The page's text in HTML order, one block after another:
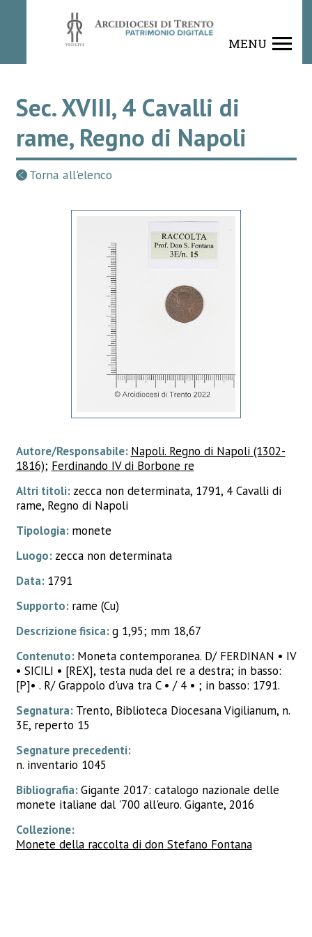
MENU
Sec. XVIII, 4 Cavalli di
rame, Regno di Napoli
Torna all'elenco
Autore/Responsabile: Napoli. Regno di Napoli (1302-
1816); Ferdinando IV di Borbone re
Altri titoli: zecca non determinata, 1791, 4 Cavalli di
rame, Regno di Napoli
Tipologia: monete
Luogo: zecca non determinata
Data: 1791
Supporto: rame (Cu)
Descrizione fisica:g 1,95; mm 18,67
Contenuto: Moneta contemporanea. D/ FERDINAN • IV
• SICILI • [REX], testa nuda del re a destra; in basso:
[P]• . R/ Grappolo d'uva tra C • / 4 • ; in basso: 1791.
Segnatura: Trento, Biblioteca Diocesana Vigilianum, n.
3E, reperto 15
Segnature precedenti:
n. inventario 1045
Bibliografia:Gigante 2017: catalogo nazionale delle
monete italiane dal '700 all'euro. Gigante, 2016
Collezione:
Monete della raccolta di don Stefano Fontana